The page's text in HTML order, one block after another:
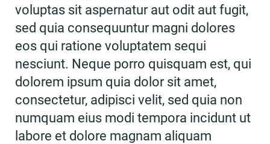
voluptas sit aspernatur aut odit aut fugit,
sed quia consequuntur magni dolores
eos qui ratione voluptatem sequi
nesciunt. Neque porro quisquam est, qui
dolorem ipsum quia dolor sit amet,
consectetur, adipisci velit, sed quia non
numquam eius modi tempora incidunt ut
labore et dolore magnam aliquam